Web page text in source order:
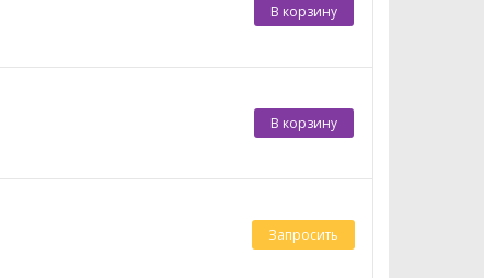
В корзину
В корзину
Запросить